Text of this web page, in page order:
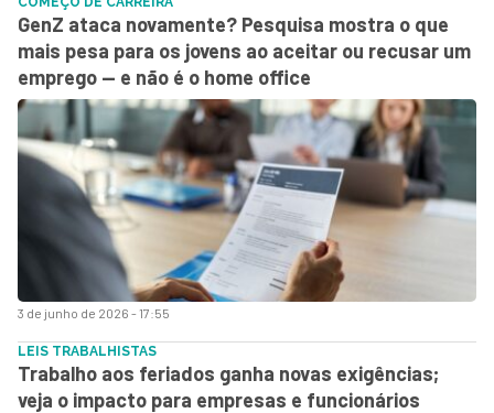
3 de junho de 2026 - 17:55
GenZ ataca novamente? Pesquisa mostra o que
mais pesa para os jovens ao aceitar ou recusar um
emprego — e não é o home office
LEIS TRABALHISTAS
Trabalho aos feriados ganha novas exigências;
veja o impacto para empresas e funcionários